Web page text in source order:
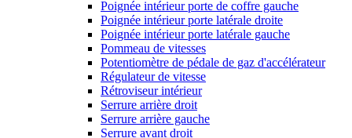
Poignée intérieur porte de coffre gauche
Poignée intérieur porte latérale droite
Poignée intérieur porte latérale gauche
Pommeau de vitesses
Potentiomètre de pédale de gaz d'accélérateur
Régulateur de vitesse
Rétroviseur intérieur
Serrure arrière droit
Serrure arrière gauche
Serrure avant droit